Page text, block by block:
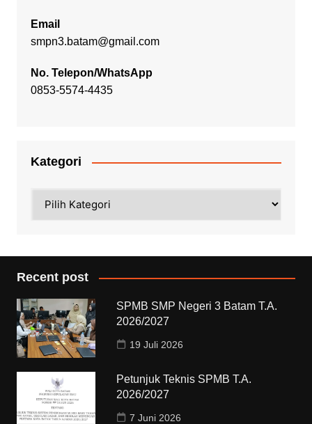
Email
smpn3.batam@gmail.com
No. Telepon/WhatsApp
0853-5574-4435
Kategori
Recent post
SPMB SMP Negeri 3 Batam T.A.
2026/2027
19 Juli 2026
Petunjuk Teknis SPMB T.A.
2026/2027
7 Juni 2026